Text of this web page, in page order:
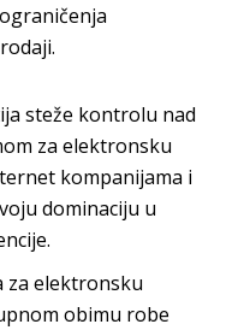
steže kontrolu nad
za elektronsku
kompanijama i
dominaciju u
za elektronsku
obimu robe